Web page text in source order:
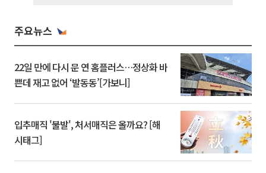
주요뉴스
22일 만에 다시 문 연 홈플러스…정상화 바
쁜데 재고 없어 ‘발동동’[가보니]
입추매직 '불발', 처서매직은 올까요? [해
시태그]